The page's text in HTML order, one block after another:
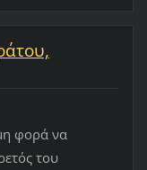
φορά να
του